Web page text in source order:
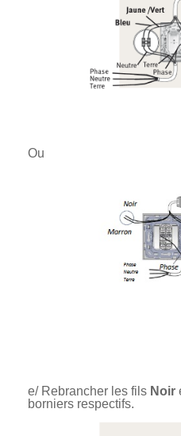
Ou
e/ Rebrancher les fils Noir
borniers respectifs.